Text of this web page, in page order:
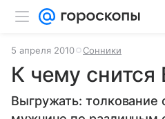
5 апреля 2010 Сонники
К чему
Выгружать: